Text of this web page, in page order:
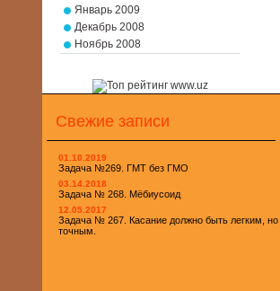
Январь 2009
Декабрь 2008
Ноябрь 2008
Свежие записи
01.10.2019
Задача №269. ГМТ без ГМО
03.14.2018
Задача № 268. Мёбиусоид
12.05.2017
Задача № 267. Касание должно быть легким, но
точным.